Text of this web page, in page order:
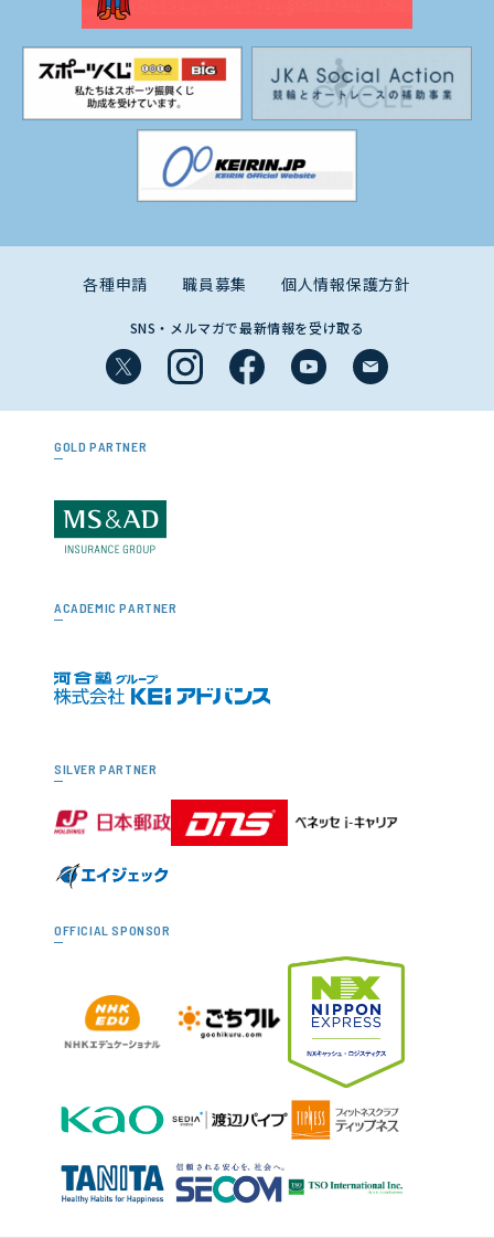
各種申請 職員募集 個人情報保護方針
SNS・メルマガで最新情報を受け取る
GOLD PARTNER
ACADEMIC PARTNER
SILVER PARTNER
OFFICIAL SPONSOR